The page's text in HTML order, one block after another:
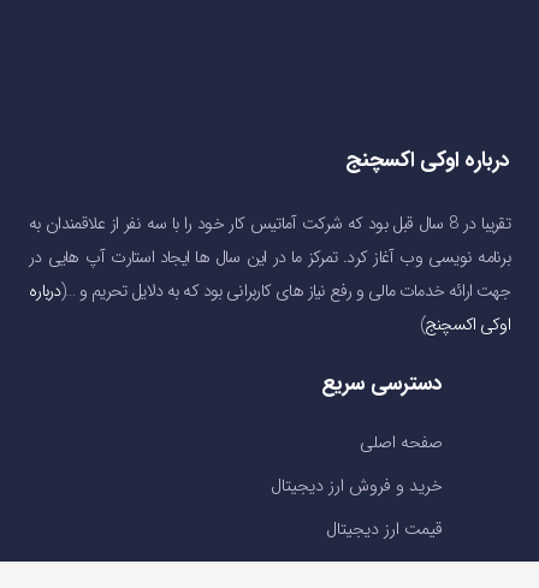
درباره اوکی اکسچنج
تقریبا در 8 سال قبل بود که شرکت آماتیس کار خود را با سه نفر از علاقمندان به
برنامه نویسی وب آغاز کرد. تمرکز ما در این سال ها ایجاد استارت آپ هایی در
جهت ارائه خدمات مالی و رفع نیاز های کاربرانی بود که به دلایل تحریم و …(درباره
اوکی اکسچنج)
دسترسی سریع
صفحه اصلی
خرید و فروش ارز دیجیتال
قیمت ارز دیجیتال